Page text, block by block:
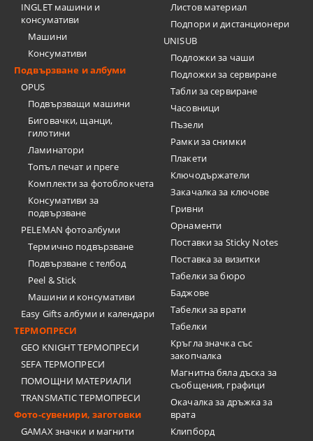
INGLET машини и
консумативи
Машини
Консумативи
Подвързване и албуми
OPUS
Подвързващи машини
Биговачки, щанци,
гилотини
Ламинатори
Топъл печат и преге
Комплекти за фотоблокчета
Консумативи за
подвързване
PELEMAN фотоалбуми
Термично подвързване
Подвързване с телбод
Peel & Stick
Машини и консумативи
Easy Gifts албуми и календари
ТЕРМОПРЕСИ
GEO KNIGHT ТЕРМОПРЕСИ
SEFA ТЕРМОПРЕСИ
ПОМОЩНИ МАТЕРИАЛИ
TRANSMATIC ТЕРМОПРЕСИ
Фото-сувенири, заготовки
GAMAX значки и магнити
Листов материал
Подпори и дистанционери
UNISUB
Подложки за чаши
Подложки за сервиране
Табли за сервиране
Часовници
Пъзели
Рамки за снимки
Плакети
Ключодържатели
Закачалка за ключове
Гривни
Орнаменти
Поставки за Sticky Notes
Поставка за визитки
Tабелки за бюро
Баджове
Табелки за врати
Табелки
Кръгла значка със
закопчалка
Магнитна бяла дъска за
съобщения, графици
Окачалка за дръжка за
врата
Клипборд